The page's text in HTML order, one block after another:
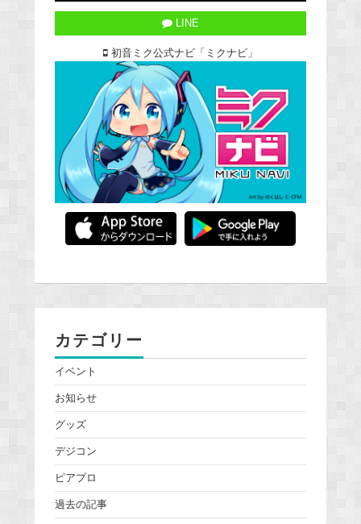
LINE
初音ミク公式ナビ「ミクナビ」
カテゴリー
イベント
お知らせ
グッズ
デジコン
ピアプロ
過去の記事